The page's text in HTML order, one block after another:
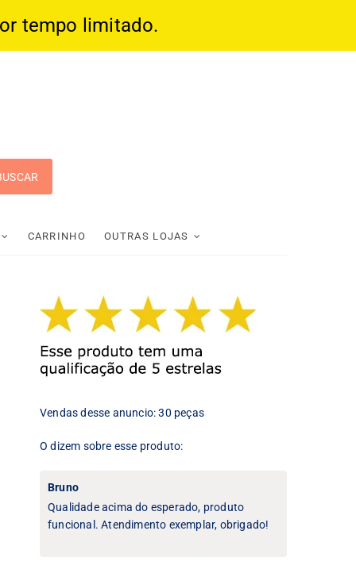
tempo limitado.
CARRINHO OUTRAS LOJAS
Vendas desse anuncio: 30 peças
O dizem sobre esse produto:
Bruno
Qualidade acima do esperado, produto
funcional. Atendimento exemplar, obrigado!